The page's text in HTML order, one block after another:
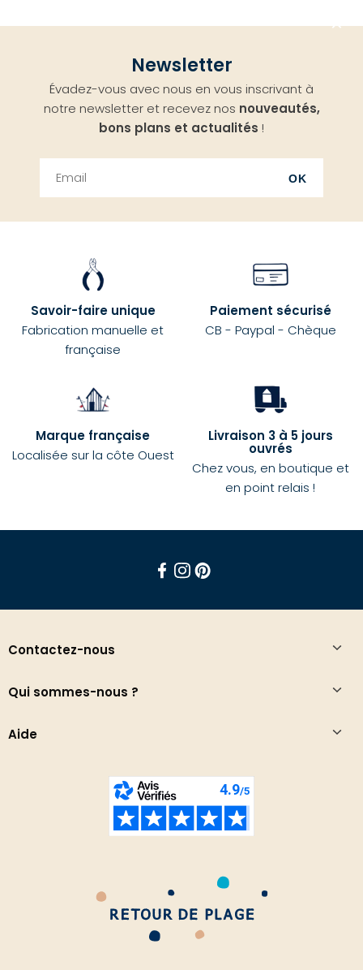
Newsletter
Évadez-vous avec nous en vous inscrivant à
notre newsletter et recevez nos nouveautés,
bons plans et actualités !
OK
Savoir-faire unique
Fabrication manuelle et
française
Paiement sécurisé
CB - Paypal - Chèque
Marque française
Localisée sur la côte Ouest
Livraison 3 à 5 jours
ouvrés
Chez vous, en boutique et
en point relais !
Contactez-nous
Qui sommes-nous ?
Aide